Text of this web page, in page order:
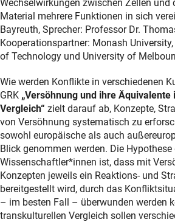
Wechselwirkungen zwischen Zellen und
Material mehrere Funktionen in sich
Bayreuth, Sprecher: Professor Dr.
Kooperationspartner: Monash
of Technology und University of
Wie werden Konflikte in verschiedenen
GRK „Versöhnung und ihre
Vergleich“ zielt darauf ab, Konzepte,
von Versöhnung systematisch zu
sowohl europäische als auch
Blick genommen werden. Die Hypothese
Wissenschaftler*innen ist, dass mit
Konzepten jeweils ein Reaktions- und
bereitgestellt wird, durch das
– im besten Fall – überwunden werden
transkulturellen Vergleich sollen